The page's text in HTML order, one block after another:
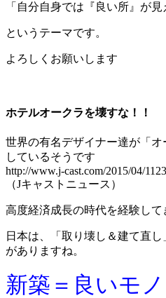
「自分自身では『良い所』が
というテーマです。
よろしくお願いします
ホテルオークラを壊すな！！
世界の有名デザイナー達が「
しているそうです
http://www.j-cast.com/2015/04/
（Jキャストニュース）
高度経済成長の時代を経験し
日本は、「取り壊し＆建て直
がありますね。
新築＝良いモノ